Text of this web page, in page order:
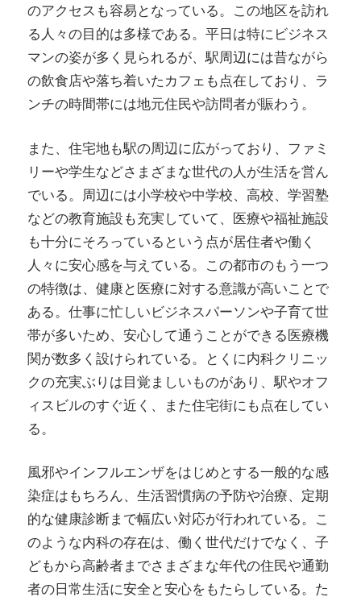
し
ま
し
ょ
う！
のアクセスも容易となっている。この地区を訪れ
る人々の目的は多様である。平日は特にビジネス
マンの姿が多く見られるが、駅周辺には昔ながら
の飲食店や落ち着いたカフェも点在しており、ラ
ンチの時間帯には地元住民や訪問者が賑わう。
また、住宅地も駅の周辺に広がっており、ファミ
リーや学生などさまざまな世代の人が生活を営ん
でいる。周辺には小学校や中学校、高校、学習塾
などの教育施設も充実していて、医療や福祉施設
も十分にそろっているという点が居住者や働く
人々に安心感を与えている。この都市のもう一つ
の特徴は、健康と医療に対する意識が高いことで
ある。仕事に忙しいビジネスパーソンや子育て世
帯が多いため、安心して通うことができる医療機
関が数多く設けられている。とくに内科クリニッ
クの充実ぶりは目覚ましいものがあり、駅やオフ
ィスビルのすぐ近く、また住宅街にも点在してい
る。
風邪やインフルエンザをはじめとする一般的な感
染症はもちろん、生活習慣病の予防や治療、定期
的な健康診断まで幅広い対応が行われている。こ
のような内科の存在は、働く世代だけでなく、子
どもから高齢者までさまざまな年代の住民や通勤
者の日常生活に安全と安心をもたらしている。た